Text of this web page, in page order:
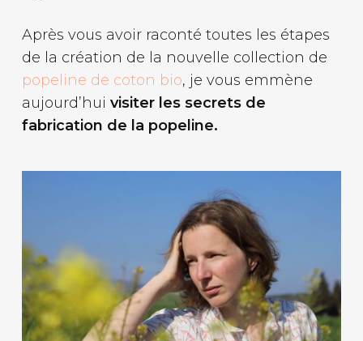
Après vous avoir raconté toutes les étapes
de la création de la nouvelle collection de
popeline de coton bio, je vous emmène
aujourd’hui visiter les secrets de
fabrication de la popeline.